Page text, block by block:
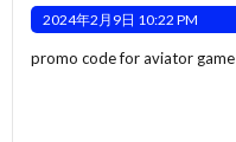
2024年2月9日 10:22 PM
promo code for aviator game